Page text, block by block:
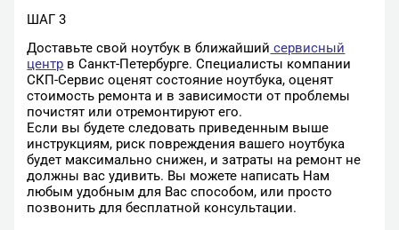
ШАГ 3
Доставьте свой ноутбук в ближайший сервисный
центр в Санкт-Петербурге. Специалисты компании
СКП-Сервис оценят состояние ноутбука, оценят
стоимость ремонта и в зависимости от проблемы
почистят или отремонтируют его.
Если вы будете следовать приведенным выше
инструкциям, риск повреждения вашего ноутбука
будет максимально снижен, и затраты на ремонт не
должны вас удивить. Вы можете написать Нам
любым удобным для Вас способом, или просто
позвонить для бесплатной консультации.